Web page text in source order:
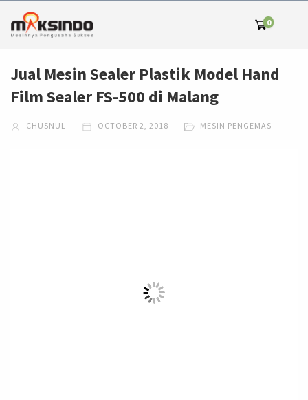
0
Jual Mesin Sealer Plastik Model Hand
Film Sealer FS-500 di Malang
CHUSNUL OCTOBER 2, 2018 MESIN PENGEMAS